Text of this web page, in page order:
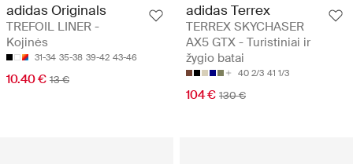
adidas Originals
TREFOIL LINER -
Kojinės
31-34 35-38 39-42 43-46
10.40 € 13 €
adidas Terrex
TERREX SKYCHASER
AX5 GTX - Turistiniai ir
žygio batai
40 2/3 41 1/3
104 € 130 €